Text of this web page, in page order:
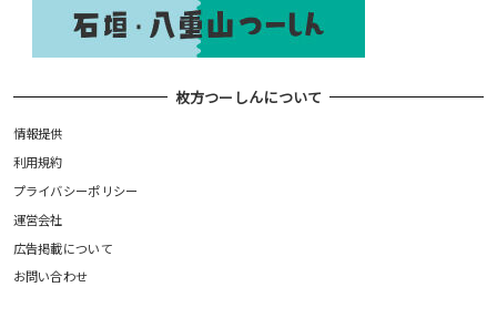
枚方つーしんについて
情報提供
利用規約
プライバシーポリシー
運営会社
広告掲載について
お問い合わせ